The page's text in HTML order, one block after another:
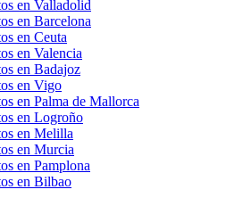
en Valladolid
en Barcelona
en Ceuta
en Valencia
en Badajoz
en Vigo
en Palma de Mallorca
en Logroño
en Melilla
en Murcia
en Pamplona
en Bilbao